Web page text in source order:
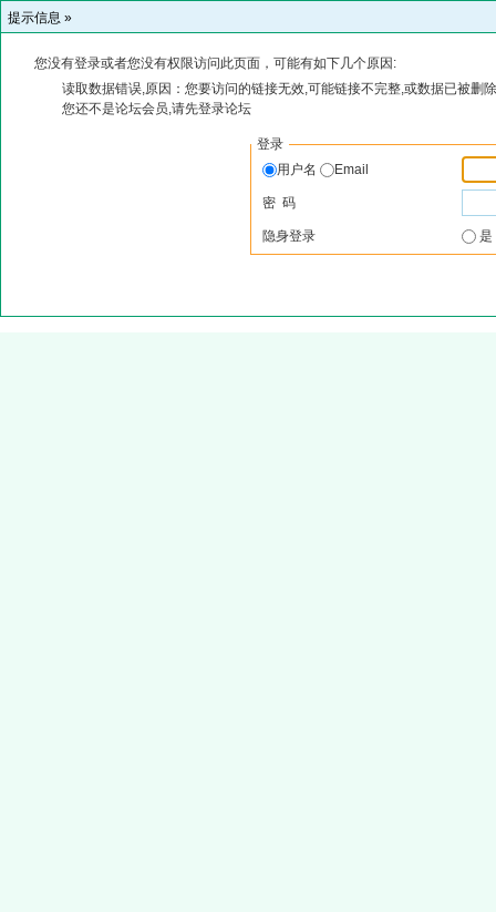
提示信息 »
您没有登录或者您没有权限访问此页面，可能有如下几个原因:
读取数据错误,原因：您要访问的链接无效,可能链接不完整,或数据已被删
您还不是论坛会员,请先登录论坛
登录
用户名
Email
密 码
隐身登录